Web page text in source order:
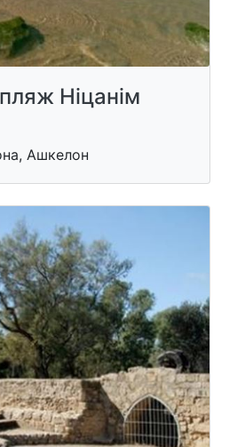
Ніцанім
Ашкелон